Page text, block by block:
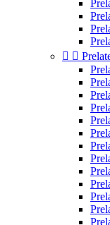
 